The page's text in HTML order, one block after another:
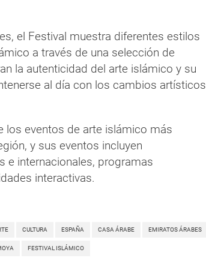
el Festival muestra diferentes estilos
a través de una selección de
la autenticidad del arte islámico y su
al día con los cambios artísticos
los eventos de arte islámico más
y sus eventos incluyen
e internacionales, programas
interactivas.
CULTURA ESPAÑA CASA ÁRABE EMIRATOS ÁRABES
FESTIVAL ISLÁMICO